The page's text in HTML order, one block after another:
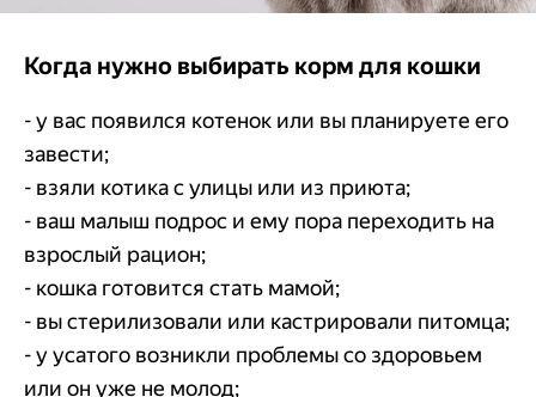
Когда нужно выбирать корм для кошки
- у вас появился котенок или вы планируете его
завести;
- взяли котика с улицы или из приюта;
- ваш малыш подрос и ему пора переходить на
взрослый рацион;
- кошка готовится стать мамой;
- вы стерилизовали или кастрировали питомца;
- у усатого возникли проблемы со здоровьем
или он уже не молод;